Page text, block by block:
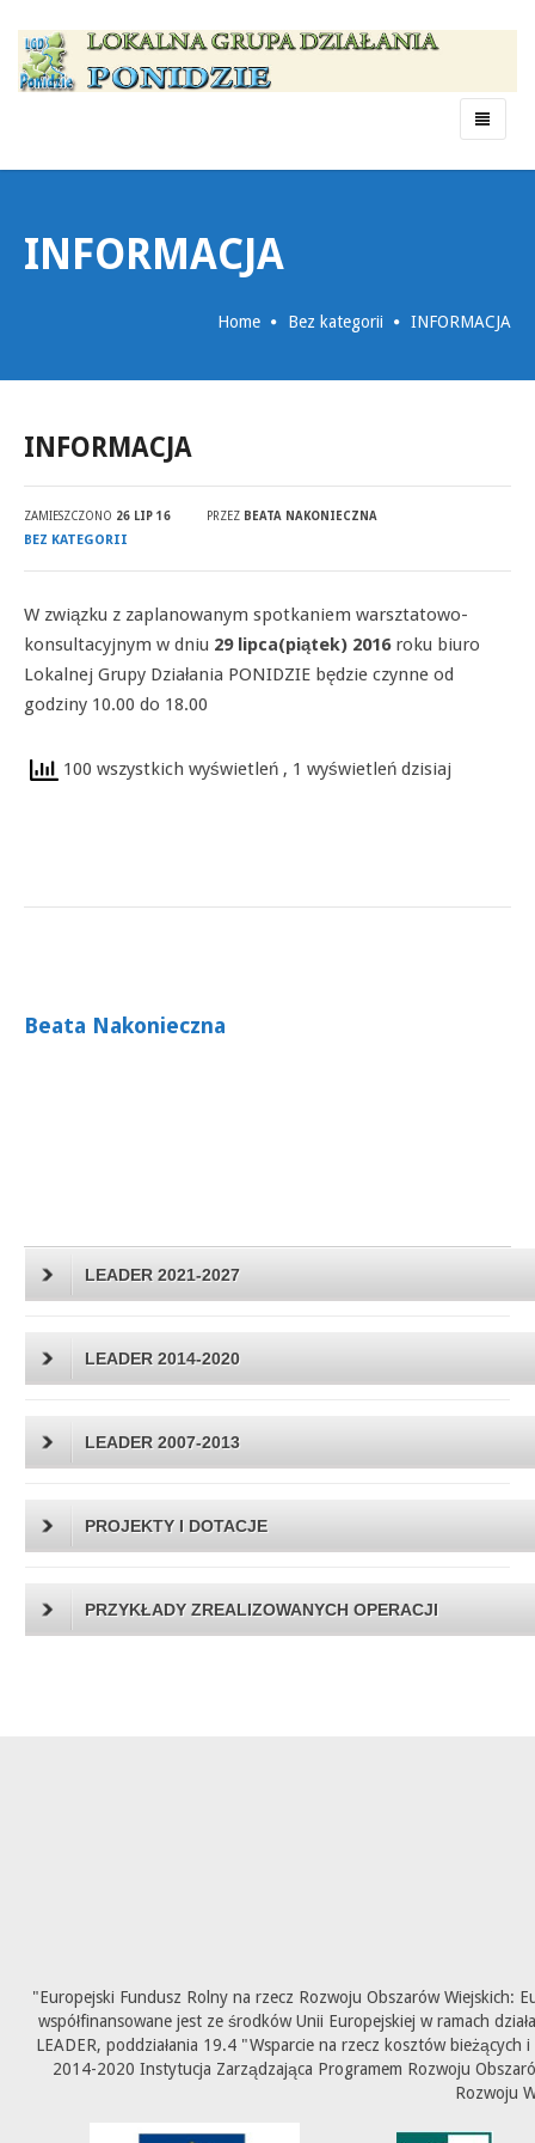
Menu
INFORMACJA
Home Bez kategorii INFORMACJA
INFORMACJA
ZAMIESZCZONO 26 LIP 16 PRZEZ BEATA NAKONIECZNA
BEZ KATEGORII
W związku z zaplanowanym spotkaniem warsztatowo-
konsultacyjnym w dniu 29 lipca(piątek) 2016roku biuro
Lokalnej Grupy Działania PONIDZIE będzie czynne od
godziny 10.00 do 18.00
100 wszystkich wyświetleń , 1 wyświetleń dzisiaj
Beata Nakonieczna
LEADER 2021-2027
LEADER 2014-2020
LEADER 2007-2013
PROJEKTY I DOTACJE
PRZYKŁADY ZREALIZOWANYCH OPERACJI
"Europejski Fundusz Rolny na rzecz Rozwoju Obszarów Wiejskich:
współfinansowane jest ze środków Unii Europejskiej w ramach
LEADER, poddziałania 19.4 "Wsparcie na rzecz kosztów
2014-2020 Instytucja Zarządzająca Programem Rozwoju
Rozwoju